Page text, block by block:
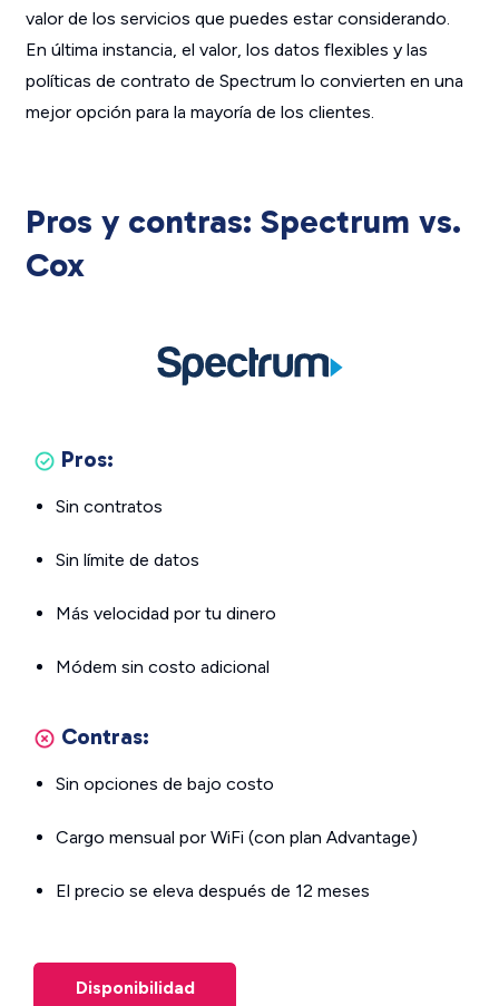
valor de los servicios que puedes estar considerando.
En última instancia, el valor, los datos flexibles y las
políticas de contrato de Spectrum lo convierten en una
mejor opción para la mayoría de los clientes.
Pros y contras: Spectrum vs.
Cox
Pros:
Sin contratos
Sin límite de datos
Más velocidad por tu dinero
Módem sin costo adicional
Contras:
Sin opciones de bajo costo
Cargo mensual por WiFi (con plan Advantage)
El precio se eleva después de 12 meses
Disponibilidad